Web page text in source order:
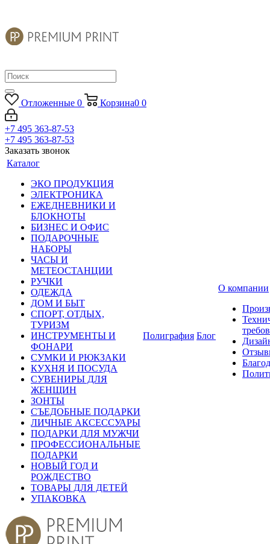
Отложенные 0 Корзина0 0
+7 495 363-87-53
+7 495 363-87-53
Заказать звонок
Каталог
ЭКО ПРОДУКЦИЯ
ЭЛЕКТРОНИКА
ЕЖЕДНЕВНИКИ И
БЛОКНОТЫ
БИЗНЕС И ОФИС
ПОДАРОЧНЫЕ
НАБОРЫ
ЧАСЫ И
МЕТЕОСТАНЦИИ
РУЧКИ
ОДЕЖДА
ДОМ И БЫТ
СПОРТ, ОТДЫХ,
ТУРИЗМ
ИНСТРУМЕНТЫ И
ФОНАРИ
СУМКИ И РЮКЗАКИ
КУХНЯ И ПОСУДА
СУВЕНИРЫ ДЛЯ
ЖЕНЩИН
ЗОНТЫ
СЪЕДОБНЫЕ ПОДАРКИ
ЛИЧНЫЕ АКСЕССУАРЫ
ПОДАРКИ ДЛЯ МУЖЧИ
ПРОФЕССИОНАЛЬНЫЕ
ПОДАРКИ
НОВЫЙ ГОД И
РОЖДЕСТВО
ТОВАРЫ ДЛЯ ДЕТЕЙ
УПАКОВКА
Полиграфия Блог
О компании